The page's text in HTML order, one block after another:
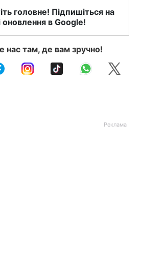
головне! Підпишіться на
оновлення в Google!
нас там, де вам зручно!